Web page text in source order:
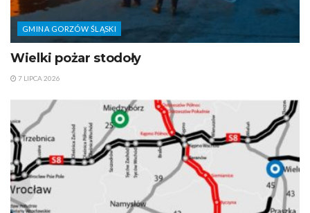
GMINA GORZÓW ŚLĄSKI
Wielki pożar stodoły
7 LIPCA 2026